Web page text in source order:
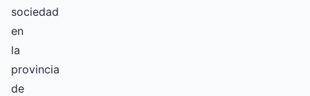
sociedad
en
la
provincia
de